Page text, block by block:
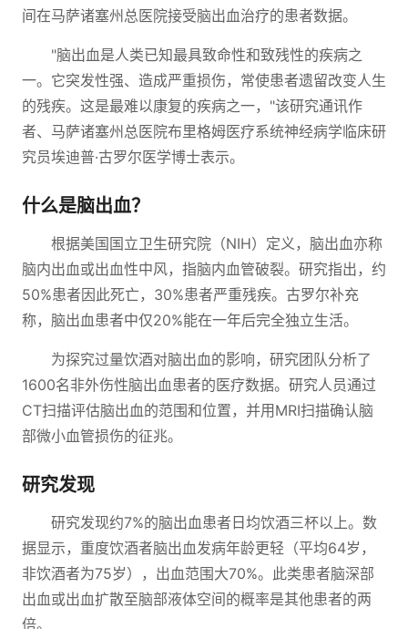
间在马萨诸塞州总医院接受脑出血治疗的患者数据。
"脑出血是人类已知最具致命性和致残性的疾病之
一。它突发性强、造成严重损伤，常使患者遗留改变人生
的残疾。这是最难以康复的疾病之一，"该研究通讯作
者、马萨诸塞州总医院布里格姆医疗系统神经病学临床研
究员埃迪普·古罗尔医学博士表示。
什么是脑出血？
根据美国国立卫生研究院（NIH）定义，脑出血亦称
脑内出血或出血性中风，指脑内血管破裂。研究指出，约
50%患者因此死亡，30%患者严重残疾。古罗尔补充
称，脑出血患者中仅20%能在一年后完全独立生活。
为探究过量饮酒对脑出血的影响，研究团队分析了
1600名非外伤性脑出血患者的医疗数据。研究人员通过
CT扫描评估脑出血的范围和位置，并用MRI扫描确认脑
部微小血管损伤的征兆。
研究发现
研究发现约7%的脑出血患者日均饮酒三杯以上。数
据显示，重度饮酒者脑出血发病年龄更轻（平均64岁，
非饮酒者为75岁），出血范围大70%。此类患者脑深部
出血或出血扩散至脑部液体空间的概率是其他患者的两
倍。